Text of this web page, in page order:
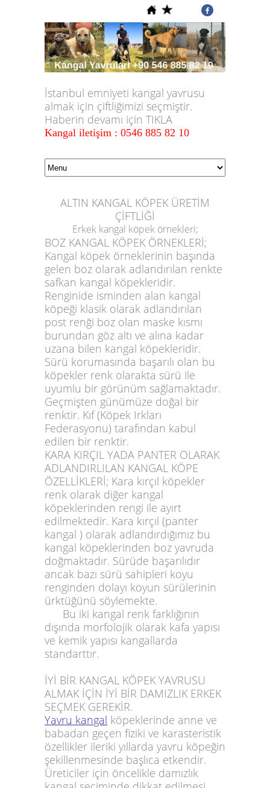
İstanbul emniyeti kangal yavrusu
almak için çiftliğimizi seçmiştir.
Haberin devamı için TIKLA
Kangal iletişim : 0546 885 82 10
ALTIN KANGAL KÖPEK ÜRETİM
ÇİFTLİĞİ
Erkek kangal köpek örnekleri;
BOZ KANGAL KÖPEK ÖRNEKLERİ;
Kangal köpek örneklerinin başında
gelen boz olarak adlandırılan renkte
safkan kangal köpekleridir.
Renginide isminden alan kangal
köpeği klasik olarak adlandırılan
post renği boz olan maske kısmı
burundan göz altı ve alına kadar
uzana bilen kangal köpekleridir.
Sürü korumasında başarılı olan bu
köpekler renk olarakta sürü ile
uyumlu bir görünüm sağlamaktadır.
Geçmişten günümüze doğal bir
renktir. Kıf (Köpek Irkları
Federasyonu) tarafından kabul
edilen bir renktir.
KARA KIRÇIL YADA PANTER OLARAK
ADLANDIRLILAN KANGAL KÖPE
ÖZELLİKLERİ; Kara kırçıl köpekler
renk olarak diğer kangal
köpeklerinden rengi ile ayırt
edilmektedir. Kara kırçıl (panter
kangal ) olarak adlandırdığımız bu
kangal köpeklerinden boz yavruda
doğmaktadır. Sürüde başarılıdır
ancak bazı sürü sahipleri koyu
renginden dolayı koyun sürülerinin
ürktüğünü söylemekte.
Bu iki kangal renk farklığının
dışında morfolojik olarak kafa yapısı
ve kemik yapısı kangallarda
standarttır.
İYİ BİR KANGAL KÖPEK YAVRUSU
ALMAK İÇİN İYİ BİR DAMIZLIK ERKEK
SEÇMEK GEREKİR.
Yavru kangal köpeklerinde anne ve
babadan geçen fiziki ve karasteristik
özellikler ileriki yıllarda yavru köpeğin
şekillenmesinde başlıca etkendir.
Üreticiler için öncelikle damızlık